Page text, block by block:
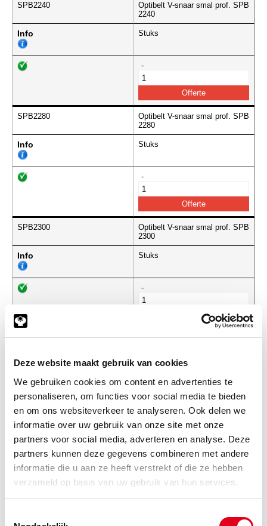
Deze website maakt gebruik van cookies
We gebruiken cookies om content en advertenties te
personaliseren, om functies voor social media te bieden
en om ons websiteverkeer te analyseren. Ook delen we
informatie over uw gebruik van onze site met onze
partners voor social media, adverteren en analyse. Deze
partners kunnen deze gegevens combineren met andere
informatie die u aan ze heeft verstrekt of die ze hebben
verzameld op basis van uw gebruik van hun services.
SPB2240
Optibelt V-snaar smal prof. SPB
2240
Info Stuks
-
SPB2280
Optibelt V-snaar smal prof. SPB
2280
Info Stuks
-
SPB2300
Optibelt V-snaar smal prof. SPB
2300
Info Stuks
-
SPB2360
Optibelt V-snaar smal prof. SPB
Info Stuks
-
SPB2400
Optibelt V-snaar smal prof. SPB
2400
Stuks